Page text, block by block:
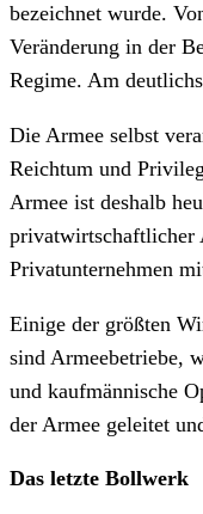
bezeichnet wurde.
Veränderung in der
Regime. Am
Die Armee selbst
Reichtum und
Armee ist deshalb
Privatunternehmen
Einige der größten
sind Armeebetriebe,
und kaufmännische
der Armee geleitet
Das letzte Bollwerk